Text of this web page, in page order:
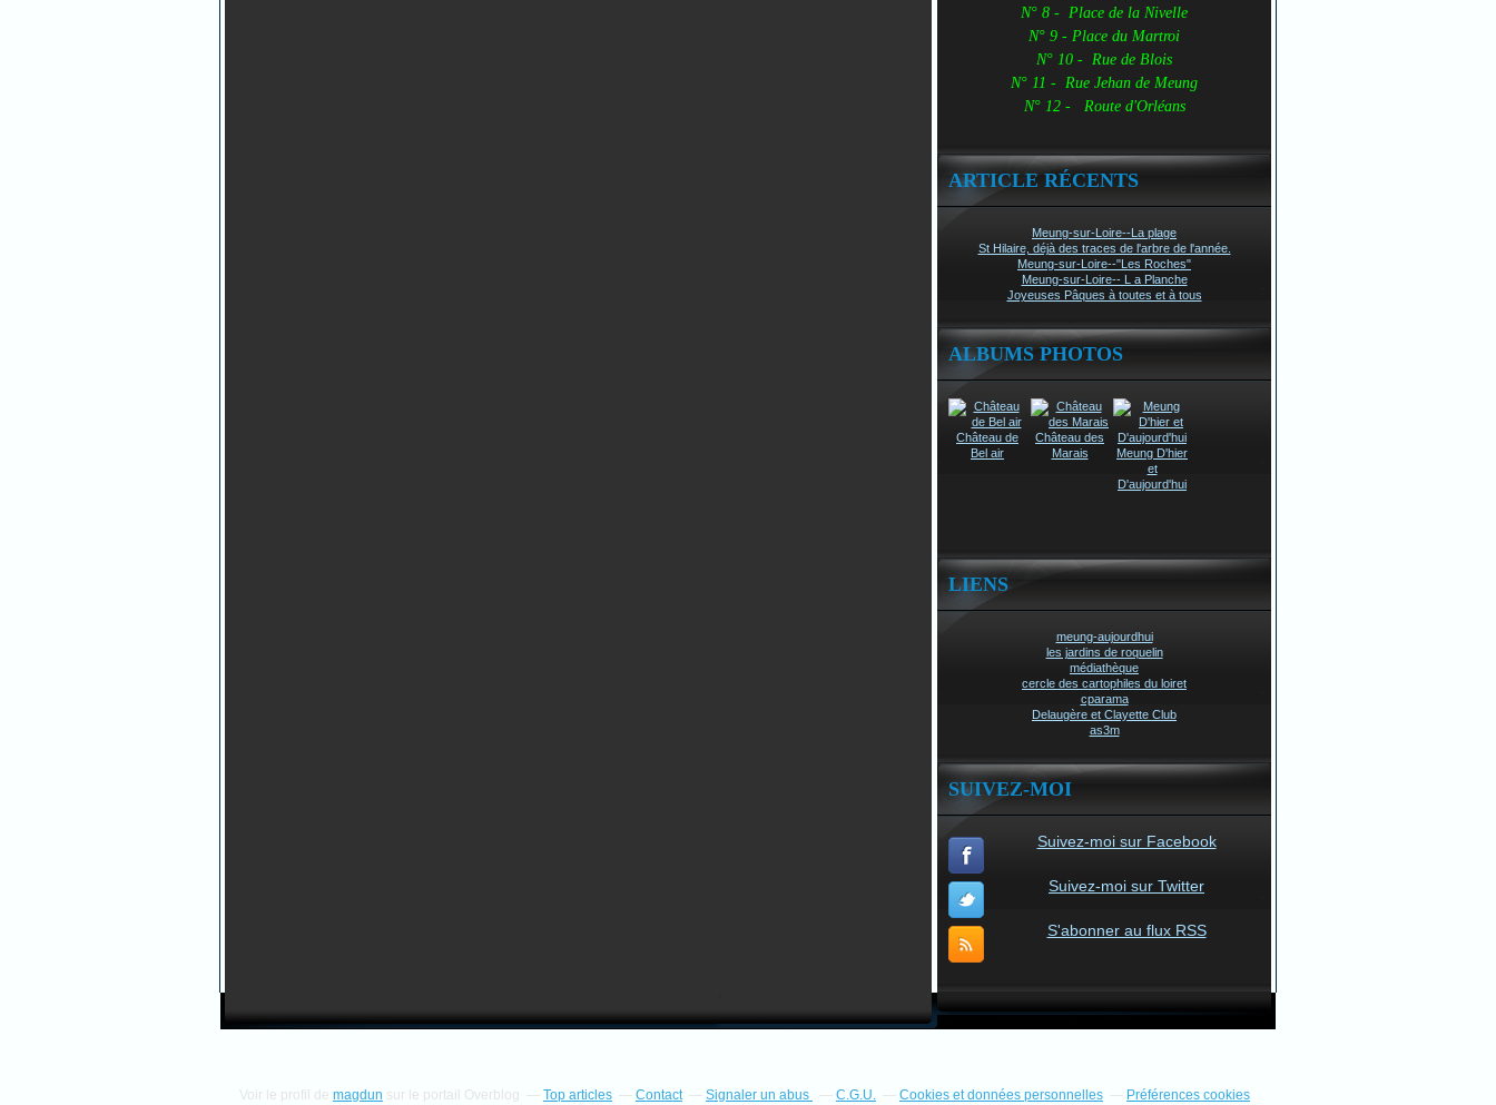
N° 8 - Place de la Nivelle
N° 9 - Place du Martroi
N° 10 - Rue de Blois
N° 11 - Rue Jehan de Meung
N° 12 - Route d'Orléans
ARTICLE RÉCENTS
Meung-sur-Loire--La plage
St Hilaire, déjà des traces de l'arbre de l'année.
Meung-sur-Loire--"Les Roches"
Meung-sur-Loire-- L a Planche
Joyeuses Pâques à toutes et à tous
ALBUMS PHOTOS
Château de
Bel air
Château des
Marais
Meung D'hier
et
D'aujourd'hui
LIENS
meung-aujourdhui
les jardins de roquelin
médiathèque
cercle des cartophiles du loiret
cparama
Delaugère et Clayette Club
as3m
SUIVEZ-MOI
Suivez-moi sur Facebook
Suivez-moi sur Twitter
S'abonner au flux RSS
Voir le profil de magdun sur le portail Overblog Top articles Contact Signaler un abus C.G.U. Cookies et données personnelles Préférences cookies